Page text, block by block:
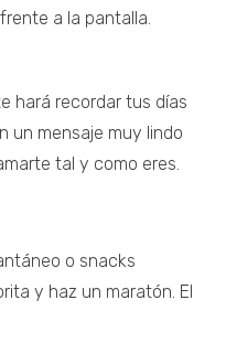
a la pantalla.
hará recordar tus días
un mensaje muy lindo
tal y como eres.
o snacks
y haz un maratón. El